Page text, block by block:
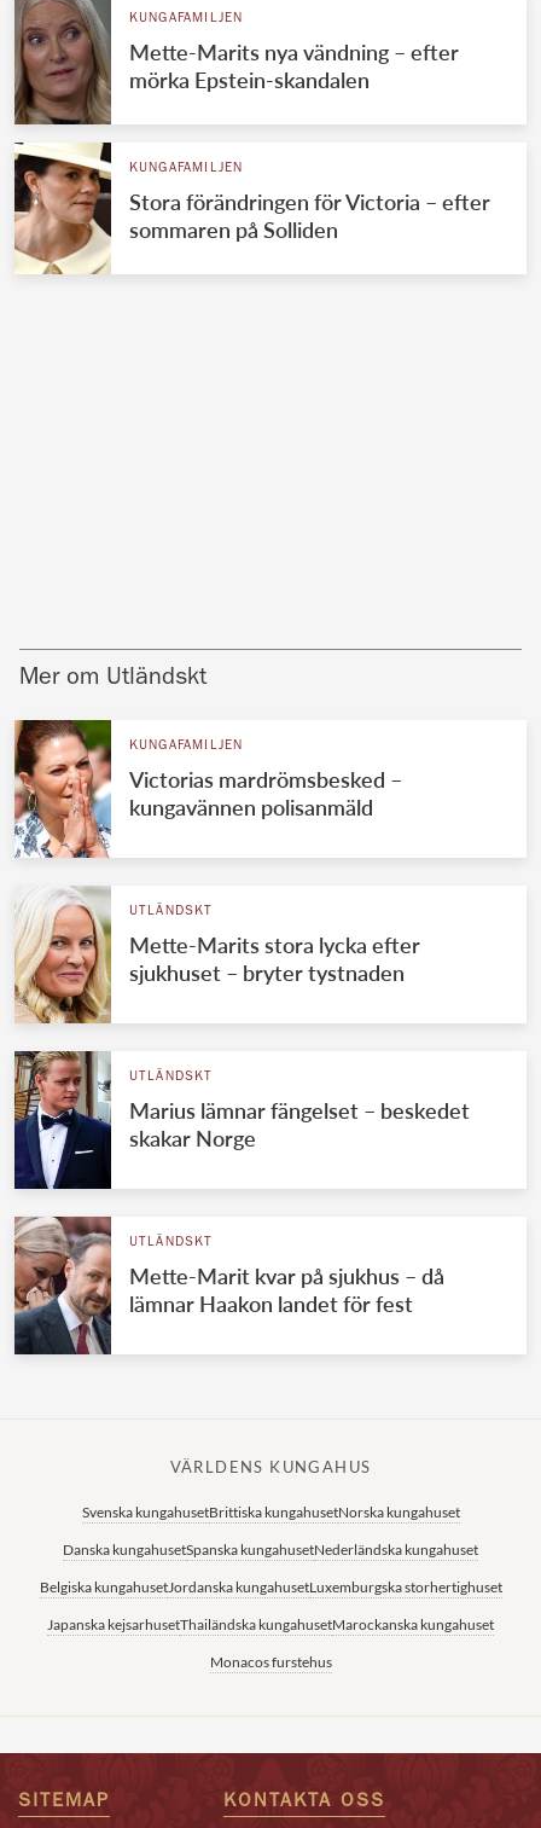
KUNGAFAMILJEN
Mette-Marits nya vändning – efter
mörka Epstein-skandalen
KUNGAFAMILJEN
Stora förändringen för Victoria – efter
sommaren på Solliden
Mer om Utländskt
KUNGAFAMILJEN
Victorias mardrömsbesked –
kungavännen polisanmäld
UTLÄNDSKT
Mette-Marits stora lycka efter
sjukhuset – bryter tystnaden
UTLÄNDSKT
Marius lämnar fängelset – beskedet
skakar Norge
UTLÄNDSKT
Mette-Marit kvar på sjukhus – då
lämnar Haakon landet för fest
VÄRLDENS KUNGAHUS
Svenska kungahusetBrittiska kungahusetNorska kungahuset
Danska kungahusetSpanska kungahusetNederländska kungahuset
Belgiska kungahusetJordanska kungahusetLuxemburgska storhertighuset
Japanska kejsarhusetThailändska kungahusetMarockanska kungahuset
Monacos furstehus
SITEMAP KONTAKTA OSS